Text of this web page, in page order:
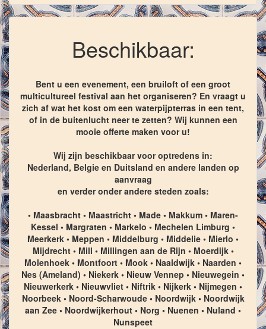
Beschikbaar:
Bent u een evenement, een bruiloft of een groot
multicultureel festival aan het organiseren? En vraagt u
zich af wat het kost om een waterpijpterras in een tent,
of in de buitenlucht neer te zetten? Wij kunnen een
mooie offerte maken voor u!
Wij zijn beschikbaar voor optredens in:
Nederland, Belgie en Duitsland en andere landen op
aanvraag
en verder onder andere steden zoals:
• Maasbracht • Maastricht • Made • Makkum • Maren-
Kessel • Margraten • Markelo • Mechelen Limburg •
Meerkerk • Meppen • Middelburg • Middelie • Mierlo •
Mijdrecht • Mill • Millingen aan de Rijn • Moerdijk •
Molenhoek • Montfoort • Mook • Naaldwijk • Naarden •
Nes (Ameland) • Niekerk • Nieuw Vennep • Nieuwegein •
Nieuwerkerk • Nieuwvliet • Niftrik • Nijkerk • Nijmegen •
Noorbeek • Noord-Scharwoude • Noordwijk • Noordwijk
aan Zee • Noordwijkerhout • Norg • Nuenen • Nuland •
Nunspeet